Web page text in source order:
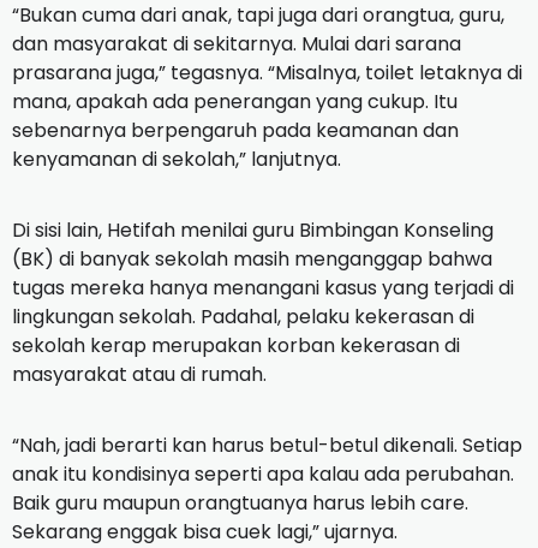
“Bukan cuma dari anak, tapi juga dari orangtua, guru,
dan masyarakat di sekitarnya. Mulai dari sarana
prasarana juga,” tegasnya. “Misalnya, toilet letaknya di
mana, apakah ada penerangan yang cukup. Itu
sebenarnya berpengaruh pada keamanan dan
kenyamanan di sekolah,” lanjutnya.
Di sisi lain, Hetifah menilai guru Bimbingan Konseling
(BK) di banyak sekolah masih menganggap bahwa
tugas mereka hanya menangani kasus yang terjadi di
lingkungan sekolah. Padahal, pelaku kekerasan di
sekolah kerap merupakan korban kekerasan di
masyarakat atau di rumah.
“Nah, jadi berarti kan harus betul-betul dikenali. Setiap
anak itu kondisinya seperti apa kalau ada perubahan.
Baik guru maupun orangtuanya harus lebih care.
Sekarang enggak bisa cuek lagi,” ujarnya.